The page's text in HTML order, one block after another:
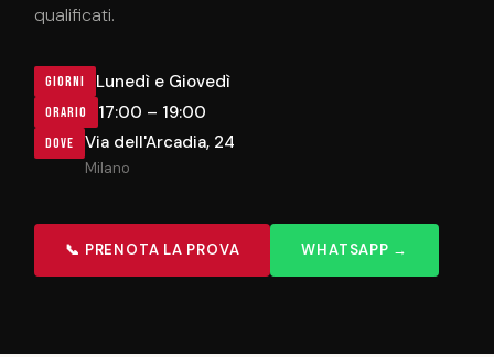
qualificati.
GIORNI Lunedì e Giovedì
ORARIO 17:00 – 19:00
DOVE Via dell'Arcadia, 24
Milano
📞 PRENOTA LA PROVA WHATSAPP →